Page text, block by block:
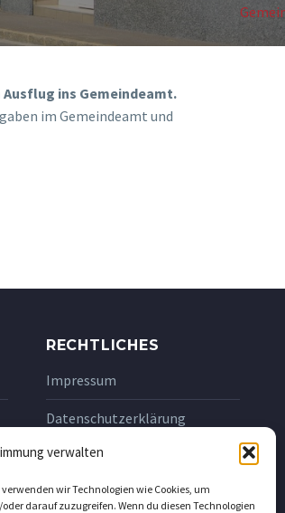
verwalten
wir Technologien wie Cookies, um
darauf zuzugreifen. Wenn du diesen Technologien
ins Gemeindeamt.
im Gemeindeamt und
RECHTLICHES
Impressum
Datenschutzerklärung